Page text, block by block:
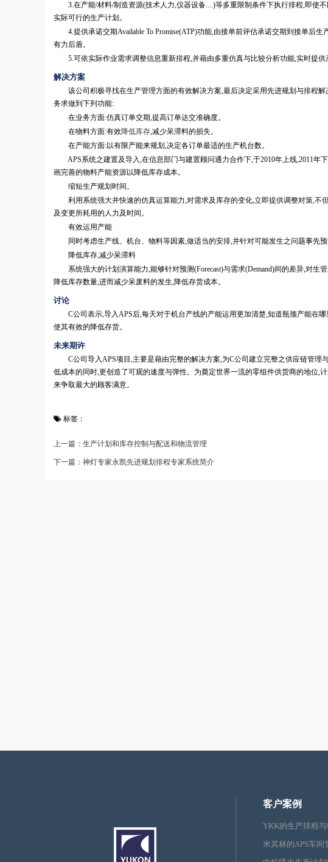
3.在产能/材料/制造资源(技术人力,仪器设备....)等多重限制条件下执行排程,即使
实际可行的生产计划。
4.提供承诺交期Available To Promise(ATP)功能,由接单前评估承诺交期到接单后
有力后盾。
5.可依实际作业需求调整信息重新排程,并藉由多重仿真与比较分析功能,实时提供
解决方案
该公司积极寻找在生产管理方面的有效解决方案,最后决定采用先进规划与排程解
务求做到下列功能:
在业务方面:仿真订单交期,提高订单达交准确度。
在物料方面:有效降低库存,减少呆滞料的损失。
在产能方面:以有限产能来规划,决定各订单最适的生产机台数。
APS系统之建置及导入,在信息部门与建置顾问通力合作下,于2010年上线,2011年
画完善的物料产能资源以降低库存成本。
缩短生产规划时间。
利用系统强大并快速的仿真运算能力,对需求及库存的变化,立即提供调整对策,不
及变更所耗用的人力及时间。
有效运用产能
同时考虑生产线、机台、物料等因素,做适当的安排,并针对可能发生之问题事先预
降低库存,减少呆滞料
系统强大的计划演算能力,能够针对预测(Forecast)与需求(Demand)间的差异,对生
降低库存数量,进而减少呆废料的发生,降低存货成本。
讨论
C公司表示,导入APS后,每天对于机台产线的产能运用更加清楚,知道瓶颈产能在
使其有效的降低存货。
未来期许
C公司导入APS项目,主要是藉由完整的解决方案,为C公司建立完整之供应链管理
低成本的同时,更创造了可观的速度与弹性。为奠定世界一流的零组件供货商的地位,
来争取最大的顾客满意。
标签：
上一篇：生产计划和库存控制与配送和物流管理
下一篇：神灯专家永凯先进规划排程专家系统简介
客户案例
YKK的生产排程
米其林的APS车间